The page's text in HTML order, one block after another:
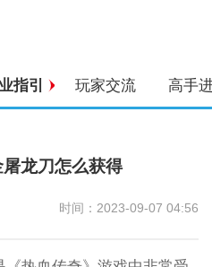
指引 玩家交流 高手
龙刀怎么获得
时间：2023-09-07 04:56